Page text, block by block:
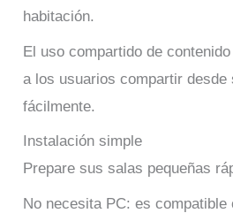
habitación.
El uso compartido de
a los usuarios compartir desde
fácilmente.
Instalación simple
Prepare sus salas pequeñas
No necesita PC: es compatible